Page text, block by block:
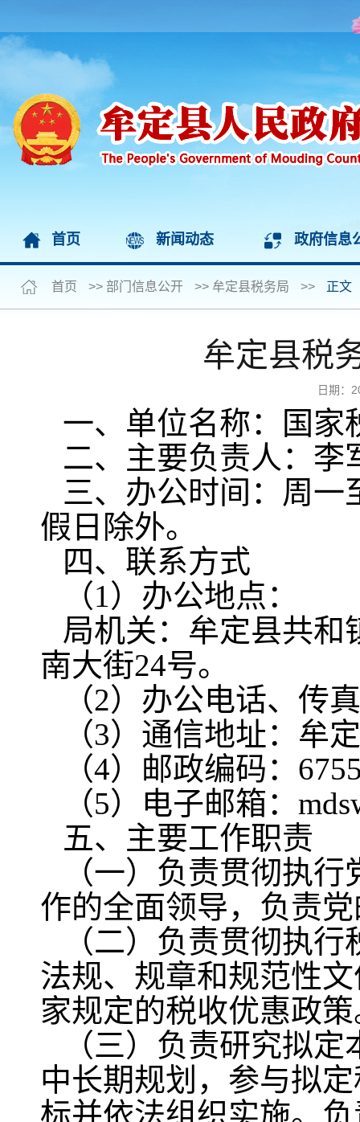
首页 新闻动态 政府信息
首页 >> 部门信息公开 >> 牟定县税务局 >> 正文
牟定县税
日期：
一、单位名称：国家
二、主要负责人：李
三、办公时间：周一
假日除外。
四、联系方式
（1）办公地点：
局机关：牟定县共和
南大街24号。
（2）办公电话、传
（3）通信地址：牟
（4）邮政编码：
（5）电子邮箱：
五、主要工作职责
（一）负责贯彻执
作的全面领导，负责
（二）负责贯彻执
法规、规章和规范性
家规定的税收优惠政
（三）负责研究拟
中长期规划，参与拟
标并依法组织实施。